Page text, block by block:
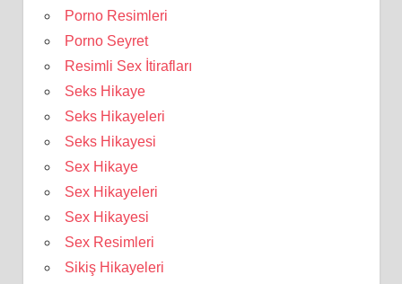
Porno Resimleri
Porno Seyret
Resimli Sex İtirafları
Seks Hikaye
Seks Hikayeleri
Seks Hikayesi
Sex Hikaye
Sex Hikayeleri
Sex Hikayesi
Sex Resimleri
Sikiş Hikayeleri